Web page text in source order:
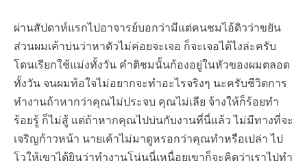
ผ่านสัปดาห์แรกไปอาจารย์บอกว่ามีแต่คนชมไอ้ดิวว่าขยัน
ส่วนผมเค้าบ่นว่าหาตัวไม่ค่อยจะเจอ ก็จะเจอได้ไงล่ะครับ
โดนเรียกใช้แม่งทั้งวัน คำติชมนั้นก้องอยู่ในหัวของผมตลอด
ทั้งวัน จนผมท้อใจไม่อยากจะทำอะไรจริงๆ นะครับชีวิตการ
ทำงานถ้าหากว่าคุณไม่ประจบ คุณไม่เลีย จ้างให้ก็ร้อยทำ
ร้อยรู้ ก็ไม่สู้ แต่ถ้าหากคุณไปบ่นกับงานที่นี่แล้ว ไม่มีทางที่จะ
เจริญก้าวหน้า นายเค้าไม่มาดูหรอกว่าคุณทำหรือเปล่า ไป
โวให้เขาได้ยินว่าทำงานโน่นนี่เหนื่อยเขาก็จะคิดว่าเราไปทำ